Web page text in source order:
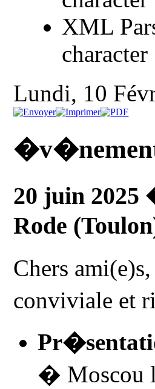
XML
character
Lundi, 10
20 juin 2025
Rode
Chers
conviviale et
� Moscou